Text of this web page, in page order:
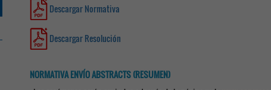
Descargar Normativa
Descargar Resolución
NORMATIVA ENVÍO ABSTRACTS (RESUMEN)